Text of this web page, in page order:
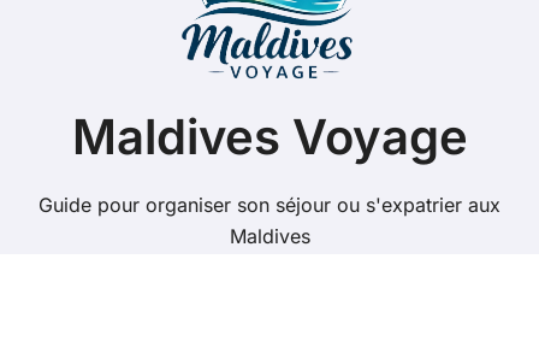
Maldives Voyage
Guide pour organiser son séjour ou s'expatrier aux
Maldives